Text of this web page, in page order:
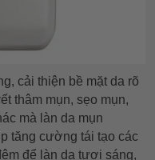
cải thiện bề mặt da rõ
thâm mụn, sẹo mụn,
mà làn da mụn
tăng cường tái tạo các
để làn da tươi sáng,